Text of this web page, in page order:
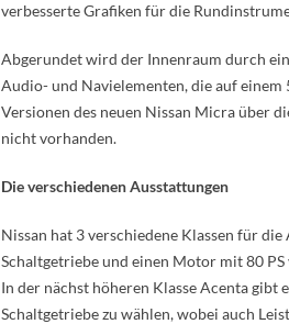
verbesserte Grafiken für die
Abgerundet wird der Innenraum durch
Audio- und Navielementen, die auf einem
Versionen des neuen Nissan Micra über
nicht vorhanden.
Die verschiedenen Ausstattungen
Nissan hat 3 verschiedene Klassen für
Schaltgetriebe und einen Motor mit 80
In der nächst höheren Klasse Acenta
Schaltgetriebe zu wählen, wobei auch